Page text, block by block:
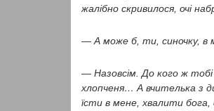
жалібно скривилося, очі
— А може б, ти, синочку, в
— Назовсім. До кого ж
хлопченя… А вчителька з
їсти в мене, хвалити